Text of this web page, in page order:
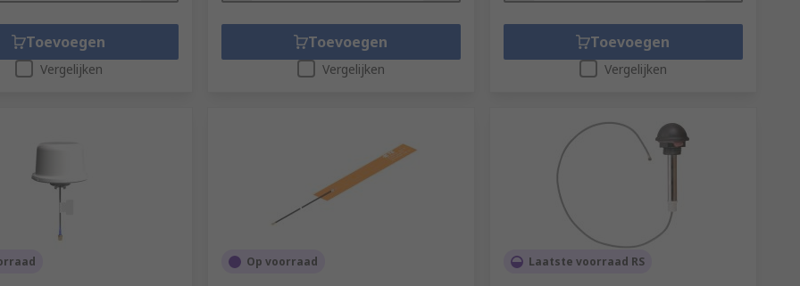
Toevoegen
Vergelijken
Toevoegen
Vergelijken
Toevoegen
Vergelijken
Op voorraad Laatste voorraad RS